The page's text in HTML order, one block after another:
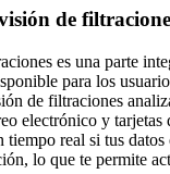
de
es una parte
para los
de filtraciones
electrónico y
tiempo real si tus
lo que te permite